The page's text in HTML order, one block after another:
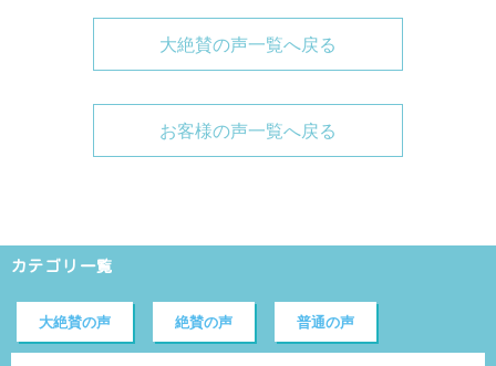
大絶賛の声一覧へ戻る
お客様の声一覧へ戻る
カテゴリ一覧
大絶賛の声 絶賛の声 普通の声